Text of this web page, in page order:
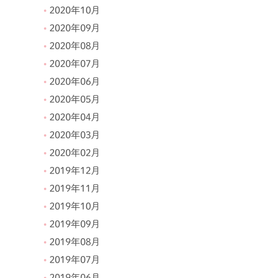
2020年10月
2020年09月
2020年08月
2020年07月
2020年06月
2020年05月
2020年04月
2020年03月
2020年02月
2019年12月
2019年11月
2019年10月
2019年09月
2019年08月
2019年07月